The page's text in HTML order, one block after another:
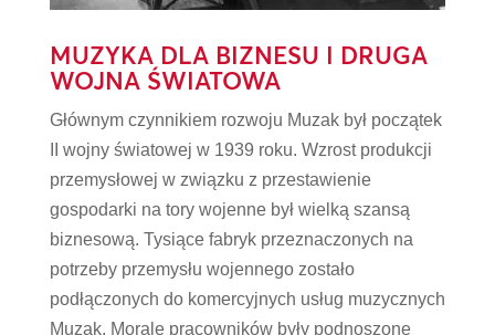
MUZYKA DLA BIZNESU I DRUGA
WOJNA ŚWIATOWA
Głównym czynnikiem rozwoju Muzak był początek
II wojny światowej w 1939 roku. Wzrost produkcji
przemysłowej w związku z przestawienie
gospodarki na tory wojenne był wielką szansą
biznesową. Tysiące fabryk przeznaczonych na
potrzeby przemysłu wojennego zostało
podłączonych do komercyjnych usług muzycznych
Muzak. Morale pracowników były podnoszone